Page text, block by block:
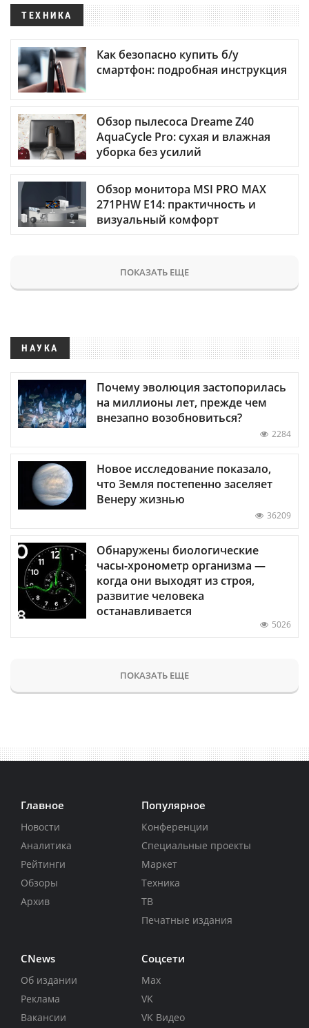
ТЕХНИКА
Как безопасно купить б/у
смартфон: подробная инструкция
Обзор пылесоса Dreame Z40
AquaCycle Pro: сухая и влажная
уборка без усилий
Обзор монитора MSI PRO MAX
271PHW E14: практичность и
визуальный комфорт
ПОКАЗАТЬ ЕЩЕ
НАУКА
Почему эволюция застопорилась
на миллионы лет, прежде чем
внезапно возобновиться?
2284
Новое исследование показало,
что Земля постепенно заселяет
Венеру жизнью
36209
Обнаружены биологические
часы-хронометр организма —
когда они выходят из строя,
развитие человека
останавливается
5026
ПОКАЗАТЬ ЕЩЕ
Главное
Новости
Аналитика
Рейтинги
Обзоры
Архив
Популярное
Конференции
Специальные проекты
Маркет
Техника
ТВ
Печатные издания
CNews
Об издании
Реклама
Вакансии
Соцсети
Max
VK
VK Видео